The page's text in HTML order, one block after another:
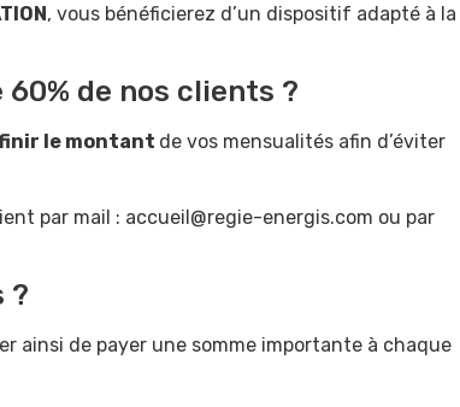
, vous bénéficierez d’un dispositif adapté à la
de nos clients ?
le montant de vos mensualités afin d’éviter
par mail : accueil@regie-energis.com ou par
?
ainsi de payer une somme importante à chaque